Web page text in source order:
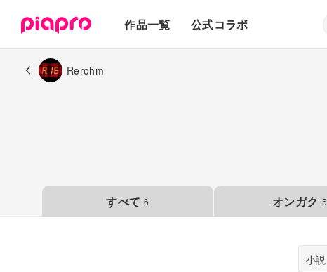
作品一覧
3Dモデル
公式コラボ
Rerohm
すべて 6 オンガク 5
小説